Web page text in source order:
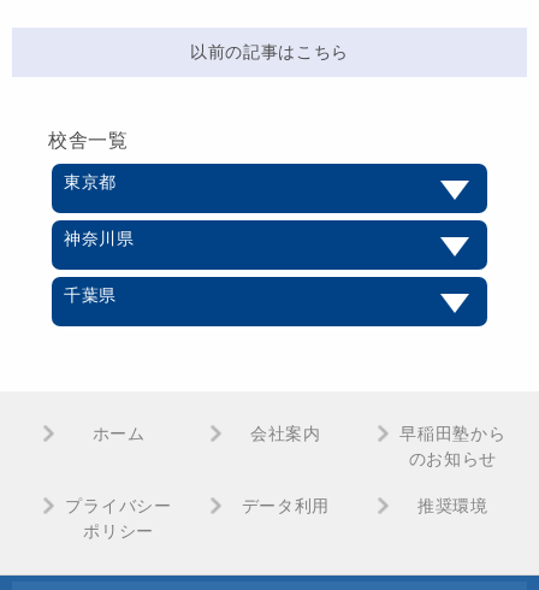
以前の記事はこちら
校舎一覧
東京都
神奈川県
千葉県
ホーム 会社案内
早稲田塾から
のお知らせ
プライバシー
ポリシー
データ利用 推奨環境